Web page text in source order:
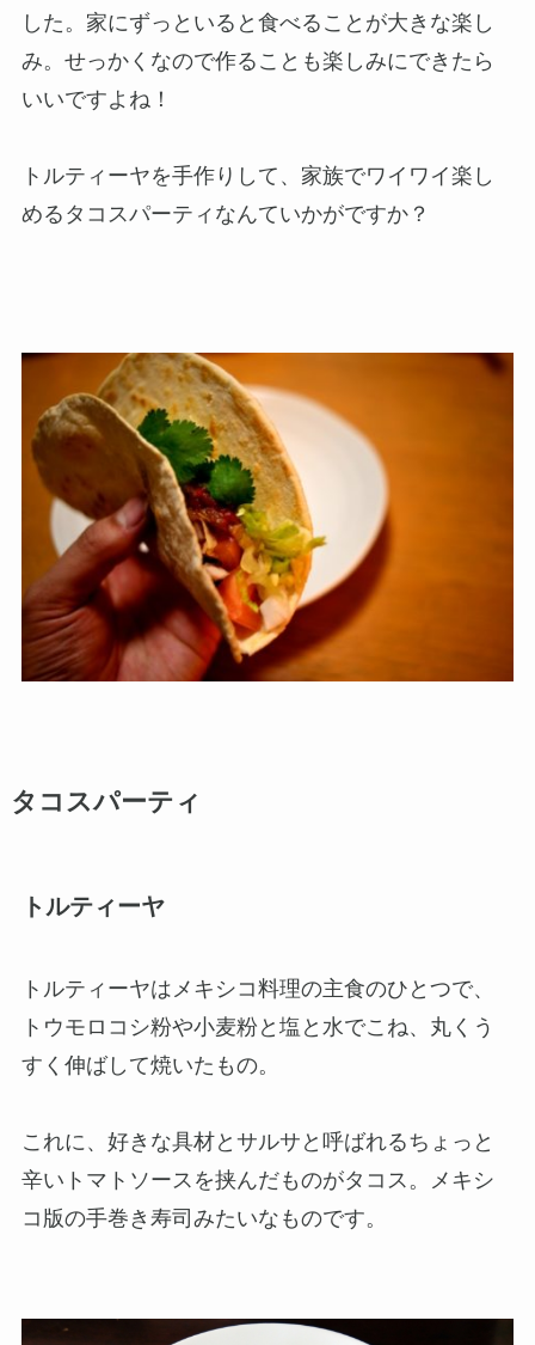
した。家にずっといると食べることが大きな楽し
み。せっかくなので作ることも楽しみにできたら
いいですよね！
トルティーヤを手作りして、家族でワイワイ楽し
めるタコスパーティなんていかがですか？
タコスパーティ
トルティーヤ
トルティーヤはメキシコ料理の主食のひとつで、
トウモロコシ粉や小麦粉と塩と水でこね、丸くう
すく伸ばして焼いたもの。
これに、好きな具材とサルサと呼ばれるちょっと
辛いトマトソースを挟んだものがタコス。メキシ
コ版の手巻き寿司みたいなものです。